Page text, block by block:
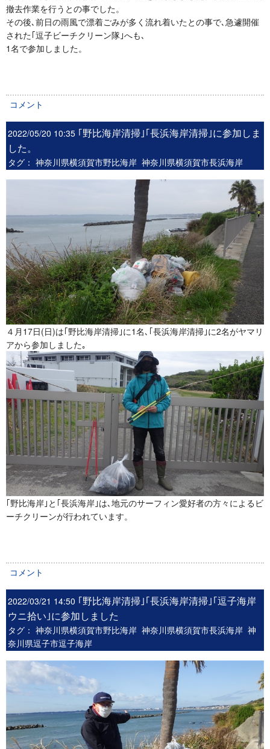
撤去作業を行うとの事でした。
その後､前日の雨風で漂着ごみが多く流れ着いたとの事で､急遽開催
された｢逗子ビーチクリーン隊｣へも､
1名で参加しました。
コメント
2022/05/20 10:35 ｢野比海岸清掃｣｢長浜海岸清掃｣に参加しま
した。
タグ： 神奈川県横須賀市野比海岸 神奈川県横須賀市長浜海岸
４月17日(日)は｢野比海岸清掃｣に1名､ ｢長浜海岸清掃｣に2名がヤマリ
アから参加しました｡
｢野比海岸｣と ｢長浜海岸｣は､地元のサーフィン愛好者の方々によるビ
ーチクリーンが行われています。
コメント
2022/03/21 14:50 ｢野比海岸清掃｣｢長浜海岸清掃｣｢逗子海岸
ウニ拾い｣に参加しました
タグ： 神奈川県横須賀市野比海岸 神奈川県横須賀市長浜海岸 神
奈川県逗子市逗子海岸